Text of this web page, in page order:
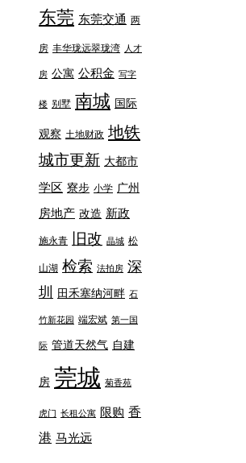
东莞 东莞交通 两
房 丰华珑远翠珑湾 人才
房 公寓 公积金 写字
楼 别墅 南城 国际
观察 土地财政 地铁
城市更新 大都市
学区 寮步 小学 广州
房地产 改造 新政
施永青 旧改 晶城 松
山湖 检索 法拍房 深
圳
田禾塞纳河畔 石
竹新花园 端宏斌 第一国
际 管道天然气 自建
房 莞城 菊香苑
虎门 长租公寓 限购 香
港 马光远